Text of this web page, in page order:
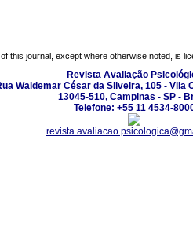
this journal, except where otherwise noted, is
Revista Avaliação
Waldemar César da Silveira, 105 - Vila
13045-510, Campinas - SP -
Telefone: +55 11 4534-